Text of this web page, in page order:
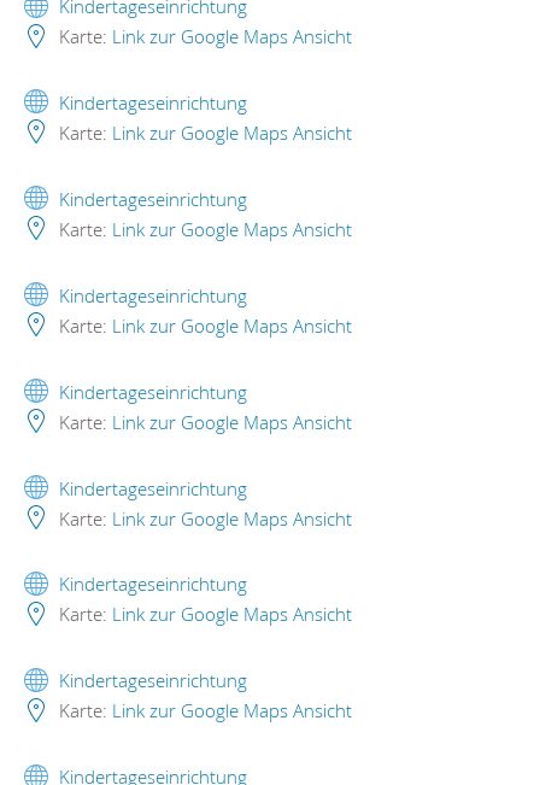
Kindertageseinrichtung
Karte: Link zur Google Maps Ansicht
Kindertageseinrichtung
Karte: Link zur Google Maps Ansicht
Kindertageseinrichtung
Karte: Link zur Google Maps Ansicht
Kindertageseinrichtung
Karte: Link zur Google Maps Ansicht
Kindertageseinrichtung
Karte: Link zur Google Maps Ansicht
Kindertageseinrichtung
Karte: Link zur Google Maps Ansicht
Kindertageseinrichtung
Karte: Link zur Google Maps Ansicht
Kindertageseinrichtung
Karte: Link zur Google Maps Ansicht
Kindertageseinrichtung